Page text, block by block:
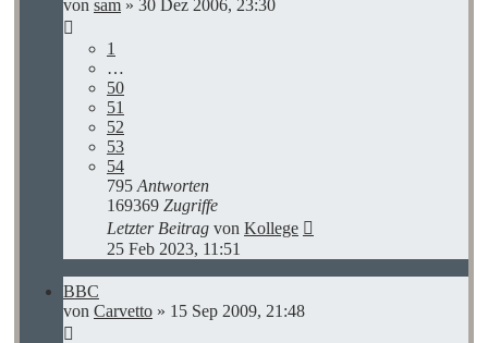
von sam » 30 Dez 2006, 23:30
1
…
50
51
52
53
54
795 Antworten
169369 Zugriffe
Letzter Beitrag von Kollege
25 Feb 2023, 11:51
BBC
von Carvetto » 15 Sep 2009, 21:48